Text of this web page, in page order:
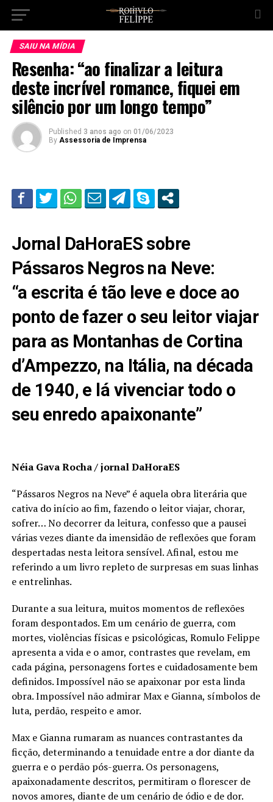
SAIU NA MÍDIA
Resenha: “ao finalizar a leitura
deste incrível romance, fiquei em
silêncio por um longo tempo”
Published 3 anos ago on 01/06/2023
By Assessoria de Imprensa
Jornal DaHoraES sobre
Pássaros Negros na Neve:
“a escrita é tão leve e doce ao
ponto de fazer o seu leitor viajar
para as Montanhas de Cortina
d’Ampezzo, na Itália, na década
de 1940, e lá vivenciar todo o
seu enredo apaixonante”
Néia Gava Rocha / jornal DaHoraES
“Pássaros Negros na Neve” é aquela obra literária que
cativa do início ao fim, fazendo o leitor viajar, chorar,
sofrer… No decorrer da leitura, confesso que a pausei
várias vezes diante da imensidão de reflexões que foram
despertadas nesta leitora sensível. Afinal, estou me
referindo a um livro repleto de surpresas em suas linhas
e entrelinhas.
Durante a sua leitura, muitos momentos de reflexões
foram despontados. Em um cenário de guerra, com
mortes, violências físicas e psicológicas, Romulo Felippe
apresenta a vida e o amor, contrastes que revelam, em
cada página, personagens fortes e cuidadosamente bem
definidos. Impossível não se apaixonar por esta linda
obra. Impossível não admirar Max e Gianna, símbolos de
luta, perdão, respeito e amor.
Max e Gianna rumaram as nuances contrastantes da
ficção, determinando a tenuidade entre a dor diante da
guerra e o perdão pós-guerra. Os personagens,
apaixonadamente descritos, permitiram o florescer de
novos amores, diante de um cenário de ódio e de dor.